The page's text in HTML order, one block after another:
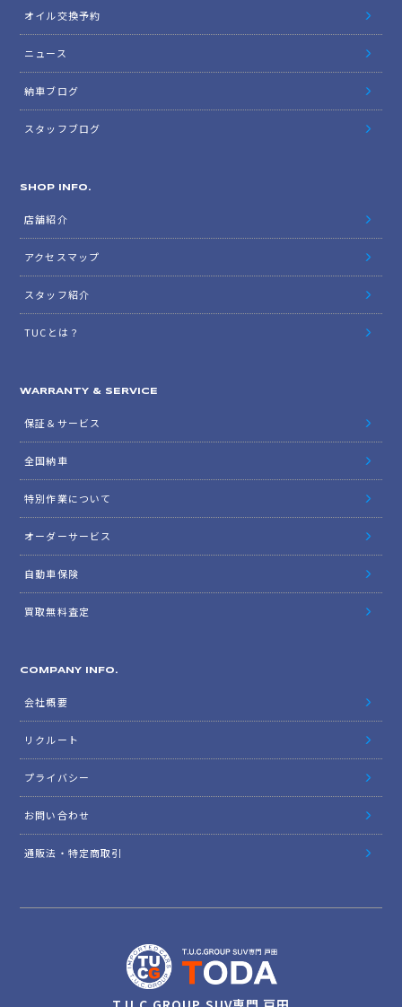
オイル交換予約
ニュース
納車ブログ
スタッフブログ
SHOP INFO.
店舗紹介
アクセスマップ
スタッフ紹介
TUCとは？
WARRANTY & SERVICE
保証＆サービス
全国納車
特別作業について
オーダーサービス
自動車保険
買取無料査定
COMPANY INFO.
会社概要
リクルート
プライバシー
お問い合わせ
通販法・特定商取引